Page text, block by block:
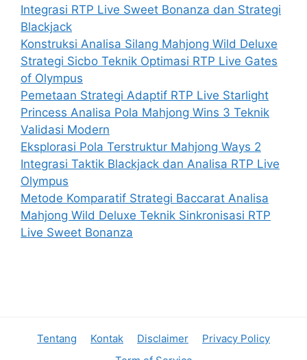
Integrasi RTP Live Sweet Bonanza dan Strategi
Blackjack
Konstruksi Analisa Silang Mahjong Wild Deluxe
Strategi Sicbo Teknik Optimasi RTP Live Gates
of Olympus
Pemetaan Strategi Adaptif RTP Live Starlight
Princess Analisa Pola Mahjong Wins 3 Teknik
Validasi Modern
Eksplorasi Pola Terstruktur Mahjong Ways 2
Integrasi Taktik Blackjack dan Analisa RTP Live
Olympus
Metode Komparatif Strategi Baccarat Analisa
Mahjong Wild Deluxe Teknik Sinkronisasi RTP
Live Sweet Bonanza
Tentang Kontak Disclaimer
Privacy Policy